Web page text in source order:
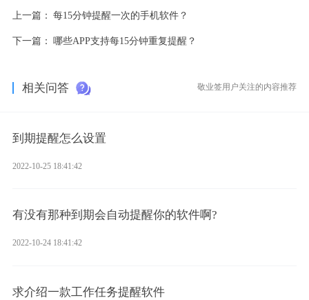
上一篇： 每15分钟提醒一次的手机软件？
下一篇： 哪些APP支持每15分钟重复提醒？
相关问答 敬业签用户关注的内容推荐
到期提醒怎么设置
2022-10-25 18:41:42
有没有那种到期会自动提醒你的软件啊?
2022-10-24 18:41:42
求介绍一款工作任务提醒软件